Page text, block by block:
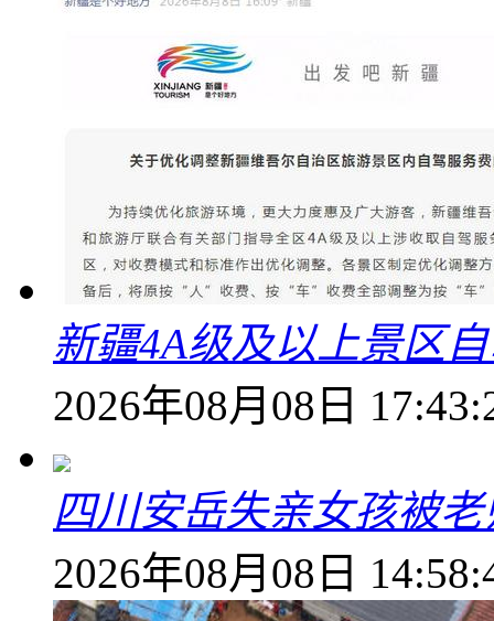
新疆4A级及以上景区
2026年08月08日
四川安岳失亲女孩被
2026年08月08日